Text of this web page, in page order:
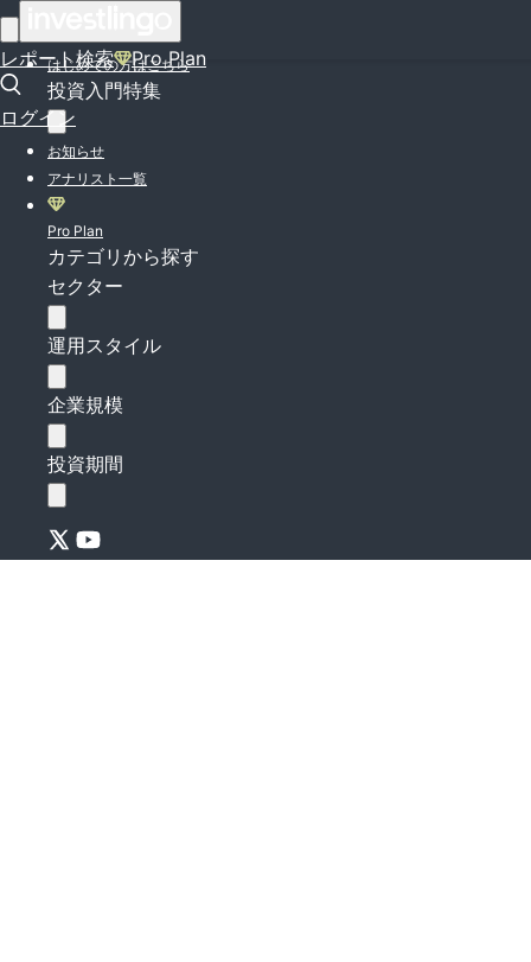
レポート検索 Pro Plan
ログイン
はじめての方はこちら
投資入門特集
お知らせ
アナリスト一覧
Pro Plan
カテゴリから探す
セクター
運用スタイル
企業規模
投資期間